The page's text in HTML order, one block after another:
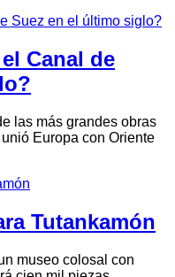
Canal de
las más grandes obras
Europa con Oriente
Tutankamón
museo colosal con